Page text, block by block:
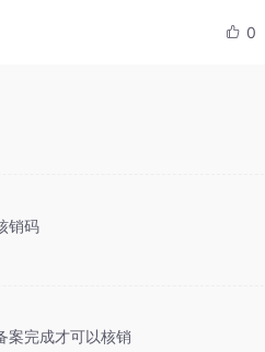
0
销码
案完成才可以核销